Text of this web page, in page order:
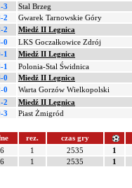
3 Stal Brzeg
2 Gwarek Tarnowskie Góry
2 Miedź II Legnica
0 LKS Goczałkowice Zdrój
1 Miedź II Legnica
1 Polonia-Stal Świdnica
0 Miedź II Legnica
0 Warta Gorzów Wielkopolski
2 Miedź II Legnica
3 Piast Żmigród
rez. czas gry
1 2535 1
1 2535 1